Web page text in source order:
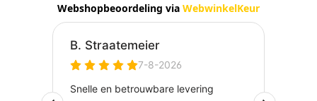
Webshopbeoordeling via WebwinkelKeur